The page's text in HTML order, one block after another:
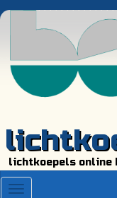
lichtkoepels online
Menu